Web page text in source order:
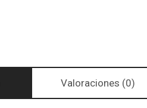
Valoraciones (0)